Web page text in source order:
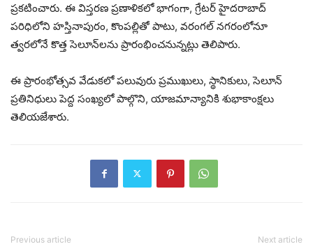
ప్రకటించారు. ఈ విస్తరణ ప్రణాళికలో భాగంగా, గ్రేటర్ హైదరాబాద్
పరిధిలోని హస్తినాపురం, కొంపల్లితో పాటు, వరంగల్ నగరంలోనూ
త్వరలోనే కొత్త సెలూన్‌లను ప్రారంభించనున్నట్లు తెలిపారు.
ఈ ప్రారంభోత్సవ వేడుకలో పలువురు ప్రముఖులు, స్థానికులు, సెలూన్
ప్రతినిధులు పెద్ద సంఖ్యలో పాల్గొని, యాజమాన్యానికి శుభాకాంక్షలు
తెలియజేశారు.
Previous article Next article